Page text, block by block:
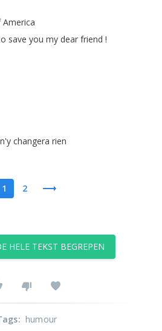
America
save you my dear friend !
n'y changera rien
1 2
HELE TEKST BEGREPEN
: humour